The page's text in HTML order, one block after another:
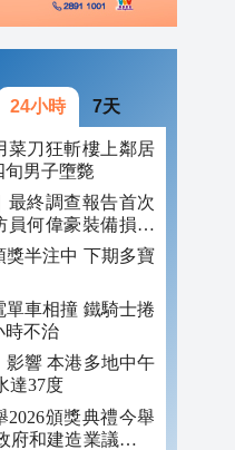
24小時 7天
菜刀狂斬樓上鄰居
旬男子墮斃
最終調查報告首次
員何偉豪裝備損毀
獎半注中 下期多寶
單車相撞 鐵騎士捲
時不治
影響 本港多地中午
達37度
2026頒獎典禮今舉